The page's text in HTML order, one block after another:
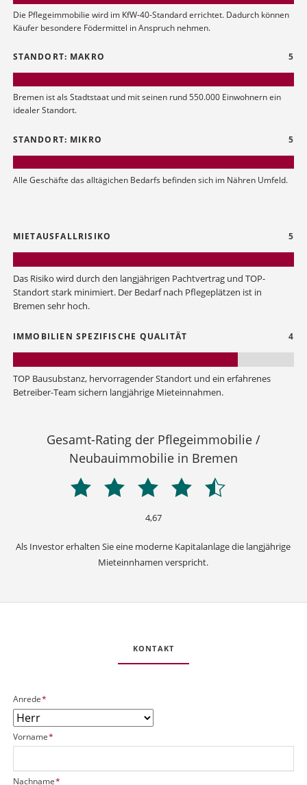
Die Pflegeimmobilie wird im KfW-40-Standard errichtet. Dadurch können
Käufer besondere Födermittel in Anspruch nehmen.
STANDORT: MAKRO 5
Bremen ist als Stadtstaat und mit seinen rund 550.000 Einwohnern ein
idealer Standort.
STANDORT: MIKRO 5
Alle Geschäfte das alltägichen Bedarfs befinden sich im Nähren Umfeld.
MIETAUSFALLRISIKO 5
Das Risiko wird durch den langjährigen Pachtvertrag und TOP-
Standort stark minimiert. Der Bedarf nach Pflegeplätzen ist in
Bremen sehr hoch.
IMMOBILIEN SPEZIFISCHE QUALITÄT 4
TOP Bausubstanz, hervorragender Standort und ein erfahrenes
Betreiber-Team sichern langjährige Mieteinnahmen.
Gesamt-Rating der Pflegeimmobilie /
Neubauimmobilie in Bremen
4,67
Als Investor erhalten Sie eine moderne Kapitalanlage die langjährige
Mieteinnhamen verspricht.
KONTAKT
U
R
o
o
j
_
d
O
b
e
k
g
P
f
l
i
c
t
Anrede*
P
f
i
Vorname*
P
Nachname*